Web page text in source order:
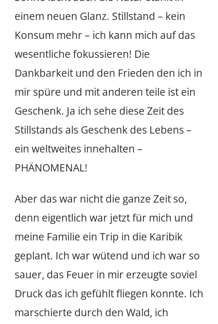
einem neuen Glanz. Stillstand – kein
Konsum mehr – ich kann mich auf das
wesentliche fokussieren! Die
Dankbarkeit und den Frieden den ich in
mir spüre und mit anderen teile ist ein
Geschenk. Ja ich sehe diese Zeit des
Stillstands als Geschenk des Lebens –
ein weltweites innehalten –
PHÄNOMENAL!
Aber das war nicht die ganze Zeit so,
denn eigentlich war jetzt für mich und
meine Familie ein Trip in die Karibik
geplant. Ich war wütend und ich war so
sauer, das Feuer in mir erzeugte soviel
Druck das ich gefühlt fliegen konnte. Ich
marschierte durch den Wald, ich